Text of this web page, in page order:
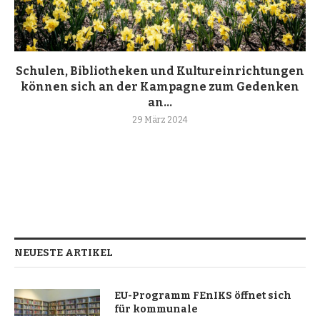
Schulen, Bibliotheken und Kultureinrichtungen
können sich an der Kampagne zum Gedenken
an...
29 März 2024
NEUESTE ARTIKEL
EU-Programm FEnIKS öffnet sich
für kommunale